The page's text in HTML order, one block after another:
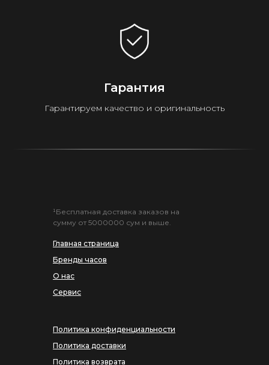
Гарантия
Гарантируем качество и оригинальность
Главная страница
Бренды часов
О нас
Сервис
¹Бесплатная доставка заказов на
сумму от 5000000 сум и выше.
Политика конфиденциальности
Политика доставки
Политика возврата